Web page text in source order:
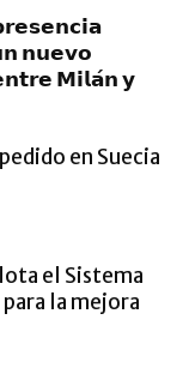
𝗻𝘂𝗲𝘃𝗼
𝗠𝗶𝗹𝗮́𝗻 𝘆
en Suecia
el Sistema
la mejora